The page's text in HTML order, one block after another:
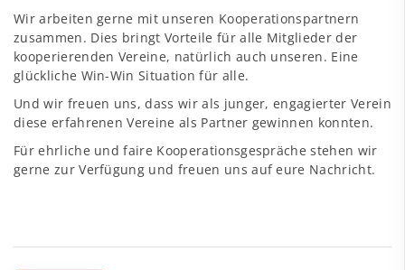
Wir arbeiten gerne mit unseren Kooperationspartnern
zusammen. Dies bringt Vorteile für alle Mitglieder der
kooperierenden Vereine, natürlich auch unseren. Eine
glückliche Win-Win Situation für alle.
Und wir freuen uns, dass wir als junger, engagierter Verein
diese erfahrenen Vereine als Partner gewinnen konnten.
Für ehrliche und faire Kooperationsgespräche stehen wir
gerne zur Verfügung und freuen uns auf eure Nachricht.